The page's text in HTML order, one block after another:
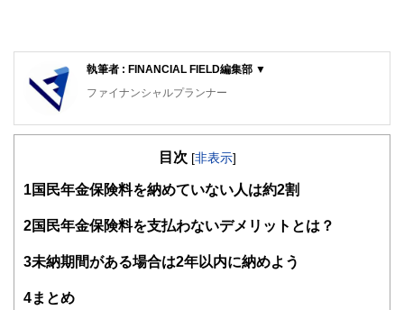
執筆者 : FINANCIAL FIELD編集部 ▼
ファイナンシャルプランナー
FinancialField編集部は、金融、経済に関する記事を、日々
知識がない方でも理解できるようわかりやすく発信していま
得者を中心に「お金や暮らし」に関する書籍・雑誌の編集経
験者で構成され、企画立案から記事掲載まですべての工程に
目次 [非表示]
1 国民年金保険料を納めていない人は約2割
2 国民年金保険料を支払わないデメリットとは？
3未納期間がある場合は2年以内に納めよう
4まとめ